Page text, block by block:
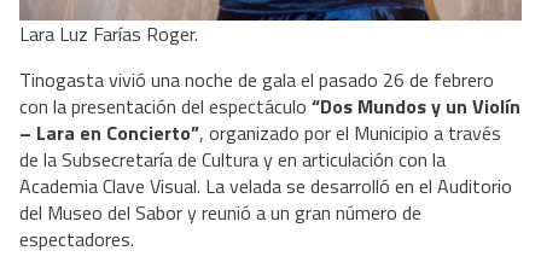
Lara Luz Farías Roger.
Tinogasta vivió una noche de gala el pasado 26 de febrero
con la presentación del espectáculo “Dos Mundos y un Violín
– Lara en Concierto”, organizado por el Municipio a través
de la Subsecretaría de Cultura y en articulación con la
Academia Clave Visual. La velada se desarrolló en el Auditorio
del Museo del Sabor y reunió a un gran número de
espectadores.